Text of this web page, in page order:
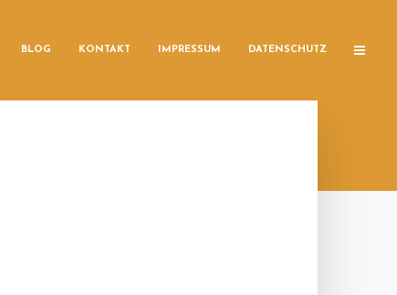
BLOG KONTAKT IMPRESSUM DATENSCHUTZ